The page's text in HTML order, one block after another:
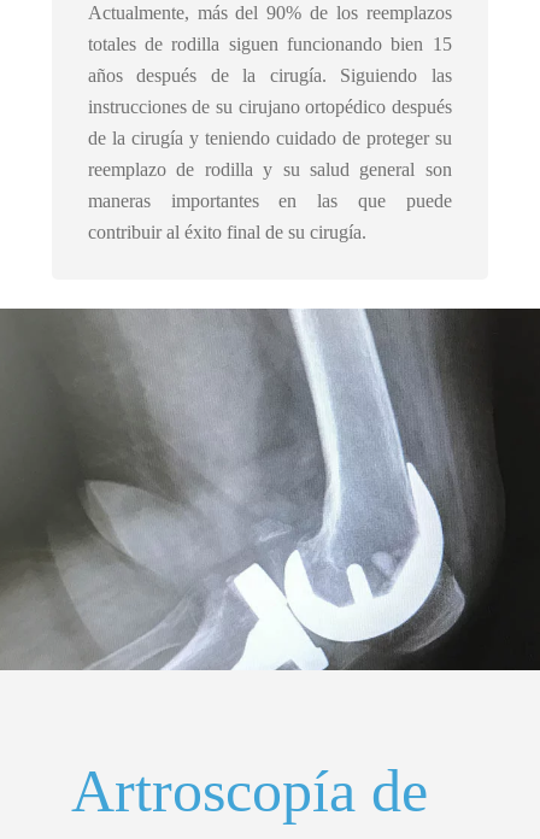
Actualmente, más del 90% de los reemplazos
totales de rodilla siguen funcionando bien 15
años después de la cirugía. Siguiendo las
instrucciones de su cirujano ortopédico después
de la cirugía y teniendo cuidado de proteger su
reemplazo de rodilla y su salud general son
maneras importantes en las que puede
contribuir al éxito final de su cirugía.
Artroscopía de